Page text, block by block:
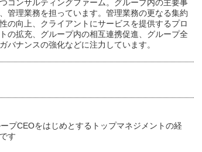
コンサルティングファーム。グループ内の主要事
管理業務を担っています。管理業務の更なる集約
の向上、クライアントにサービスを提供するプロ
の拡充、グループ内の相互連携促進、グループ全
バナンスの強化などに注力しています。
プCEOをはじめとするトップマネジメントの経
す